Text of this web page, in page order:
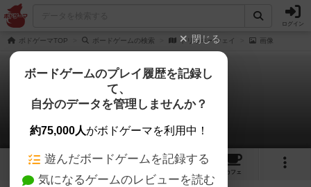
ログイン
ボドゲーマTOP ボードゲームの検索 トリッキーウェイ 画像
トリッキーウェイ
1件の画像
1 3
カフェ
閉じる
ボードゲームのプレイ履歴を記録し
て、
自分のデータを管理しませんか？
約75,000人がボドゲーマを利用中！
遊んだボードゲームを記録する
気になるゲームのレビューを読む